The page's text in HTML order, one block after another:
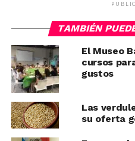
TAMBIÉN
El Museo
cursos
gustos
Las
su oferta